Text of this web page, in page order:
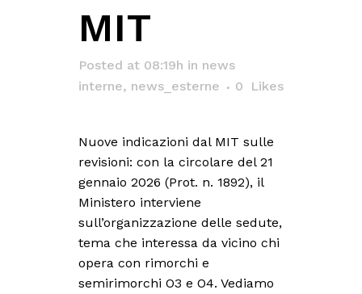
MIT
Posted at 08:19h in news
interne, news_esterne 0 Likes
Nuove indicazioni dal MIT sulle
revisioni: con la circolare del 21
gennaio 2026 (Prot. n. 1892), il
Ministero interviene
sull’organizzazione delle sedute,
tema che interessa da vicino chi
opera con rimorchi e
semirimorchi O3 e O4. Vediamo